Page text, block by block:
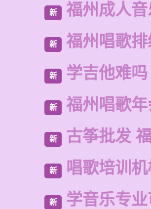
新 福州成人
新 福州唱歌
新 学吉他难
新 福州唱歌
新 古筝批发
新 唱歌培训
新 学音乐专